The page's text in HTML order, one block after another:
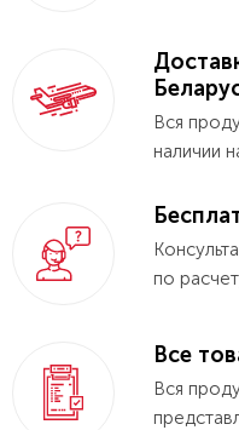
Вся
наличии
по
Все
Вся